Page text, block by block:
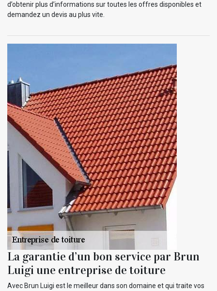
d’obtenir plus d’informations sur toutes les offres disponibles et
demandez un devis au plus vite.
La garantie d’un bon service par Brun
Luigi une entreprise de toiture
Avec Brun Luigi est le meilleur dans son domaine et qui traite vos